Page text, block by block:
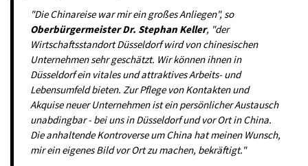
"Die Chinareise war mir ein großes Anliegen", so
Oberbürgermeister Dr. Stephan Keller, "der
Wirtschaftsstandort Düsseldorf wird von chinesischen
Unternehmen sehr geschätzt. Wir können ihnen in
Düsseldorf ein vitales und attraktives Arbeits- und
Lebensumfeld bieten. Zur Pflege von Kontakten und
Akquise neuer Unternehmen ist ein persönlicher Austausch
unabdingbar - bei uns in Düsseldorf und vor Ort in China.
Die anhaltende Kontroverse um China hat meinen Wunsch,
mir ein eigenes Bild vor Ort zu machen, bekräftigt."